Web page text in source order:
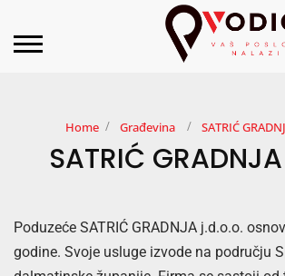
Home Građevina SATRIĆ
SATRIĆ
Poduzeće SATRIĆ GRADNJA j.d.o.o.
godine. Svoje usluge izvode na području